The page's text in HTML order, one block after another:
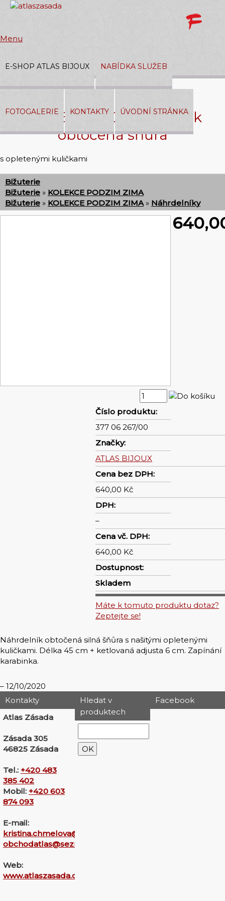
Menu
E-SHOP ATLAS BIJOUX NABÍDKA SLUŽEB
FOTOGALERIE KONTAKTY ÚVODNÍ STRÁNKA
Přihlásit| Registrace
0,00 Kč
377 05 267/00 Náhrdelník
obtočená šňůra
s opletenými kuličkami
Bižuterie
Bižuterie » KOLEKCE PODZIM ZIMA
Bižuterie » KOLEKCE PODZIM ZIMA» Náhrdelníky
Číslo produktu:
377 06 267/00
Značky:
ATLAS BIJOUX
Cena bez DPH:
640,00 Kč
DPH:
–
Cena vč. DPH:
640,00 Kč
Dostupnost:
Skladem
Máte k tomuto produktu dotaz?
Zeptejte se!
Náhrdelník obtočená silná šňůra s našitými opletenými
kuličkami. Délka 45 cm + ketlovaná adjusta 6 cm. Zapínání
karabinka.
12/10/2020
Kontakty
Atlas Zásada
Zásada 305
46825 Zásada
Tel.: +420 483
385 402
Mobil: +420 603
874 093
E-mail:
kristina.chmelova@seznam.cz
obchodatlas@seznam.cz
Web:
www.atlaszasada.cz
Hledat v
produktech
Facebook